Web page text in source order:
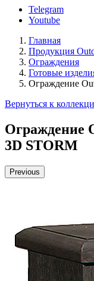
Telegram
Youtube
Главная
Продукция
Ограждения
Готовые
Ограждение
Вернуться к
Ограждение
3D STORM
Previous